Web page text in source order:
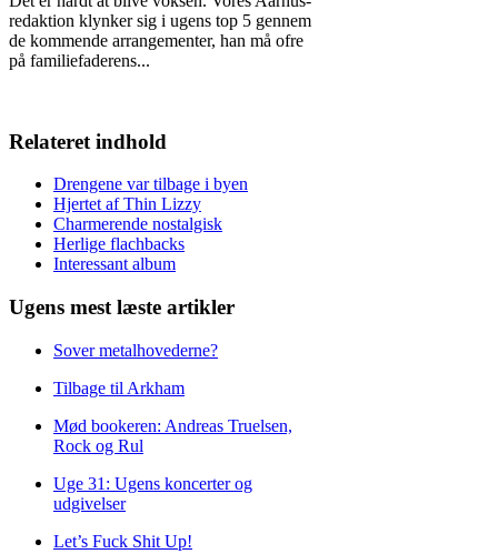
redaktion klynker sig i ugens top 5 gennem
de kommende arrangementer, han må ofre
på familiefaderens...
Relateret indhold
Drengene var tilbage i byen
Hjertet af Thin Lizzy
Charmerende nostalgisk
Herlige flachbacks
Interessant album
Ugens mest læste artikler
Sover metalhovederne?
Tilbage til Arkham
Mød bookeren: Andreas Truelsen,
Rock og Rul
Uge 31: Ugens koncerter og
udgivelser
Let’s Fuck Shit Up!